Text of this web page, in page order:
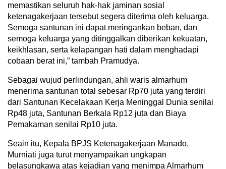
memastikan seluruh hak-hak jaminan sosial
ketenagakerjaan tersebut segera diterima oleh keluarga.
Semoga santunan ini dapat meringankan beban, dan
semoga keluarga yang ditinggalkan diberikan kekuatan,
keikhlasan, serta kelapangan hati dalam menghadapi
cobaan berat ini,” tambah Pramudya.
Sebagai wujud perlindungan, ahli waris almarhum
menerima santunan total sebesar Rp70 juta yang terdiri
dari Santunan Kecelakaan Kerja Meninggal Dunia senilai
Rp48 juta, Santunan Berkala Rp12 juta dan Biaya
Pemakaman senilai Rp10 juta.
Seain itu, Kepala BPJS Ketenagakerjaan Manado,
Murniati juga turut menyampaikan ungkapan
belasungkawa atas kejadian yang menimpa Almarhum